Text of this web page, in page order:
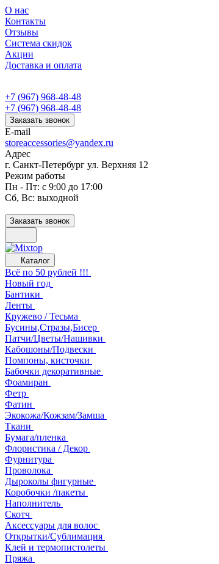
О нас
Контакты
Отзывы
Система скидок
Акции
Доставка и оплата
+7 (967) 968-48-48
+7 (967) 968-48-48
Заказать звонок
E-mail
storeaccessories@yandex.ru
Адрес
г. Санкт-Петербург ул. Верхняя 12
Режим работы
Пн - Пт: с 9:00 до 17:00
Сб, Вс: выходной
Заказать звонок
Каталог
Всё по 50 рублей !!!
Новый год
Бантики
Ленты
Кружево / Тесьма
Бусины,Стразы,Бисер
Патчи/Цветы/Нашивки
Кабошоны/Подвески
Помпоны, кисточки
Бабочки декоративные
Фоамиран
Фетр
Фатин
Экокожа/Кожзам/Замша
Ткани
Бумага/пленка
Флористика / Декор
Фурнитура
Проволока
Дыроколы фигурные
Коробочки /пакеты
Наполнитель
Скотч
Аксессуары для волос
Открытки/Сублимация
Клей и термопистолеты
Пряжа